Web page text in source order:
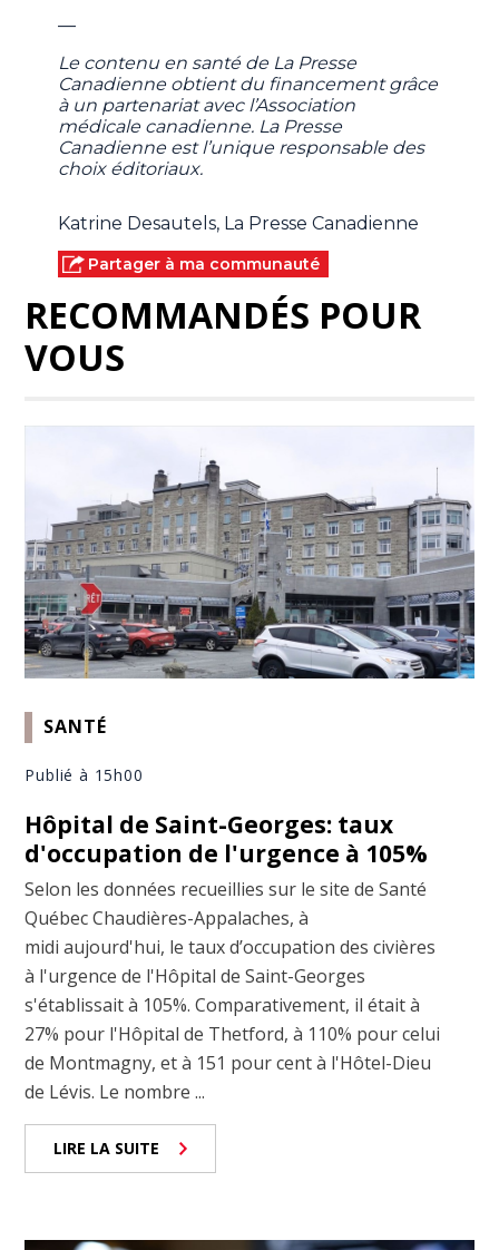
—
Le contenu en santé de La Presse
Canadienne obtient du financement grâce
à un partenariat avec l’Association
médicale canadienne. La Presse
Canadienne est l’unique responsable des
choix éditoriaux.
Katrine Desautels, La Presse Canadienne
Partager à ma communauté
RECOMMANDÉS POUR
VOUS
SANTÉ
Publié à 15h00
Hôpital de Saint-Georges: taux
d'occupation de l'urgence à 105%
Selon les données recueillies sur le site de Santé
Québec Chaudières-Appalaches, à
midi aujourd'hui, le taux d’occupation des civières
à l'urgence de l'Hôpital de Saint-Georges
s'établissait à 105%. Comparativement, il était à
27% pour l'Hôpital de Thetford, à 110% pour celui
de Montmagny, et à 151 pour cent à l'Hôtel-Dieu
de Lévis. Le nombre ...
LIRE LA SUITE